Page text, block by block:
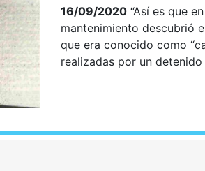
16/09/2020 “Así es que
mantenimiento descubrió
que era conocido como
realizadas por un detenido